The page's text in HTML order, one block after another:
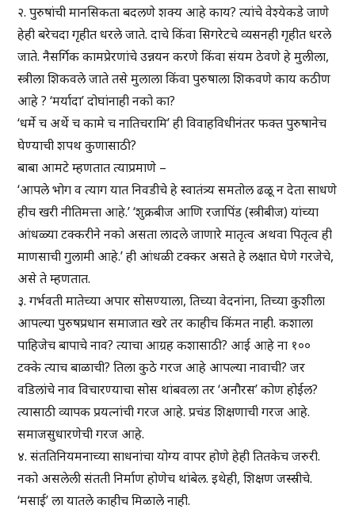
२. पुरुषांची मानसिकता बदलणे शक्य आहे काय? त्यांचे वेश्येकडे जाणे
हेही बरेचदा गृहीत धरले जाते. दाचे किंवा सिगरेटचे व्यसनही गृहीत धरले
जाते. नैसर्गिक कामप्रेरणांचे उन्नयन करणे किंवा संयम ठेवणे हे मुलीला,
स्त्रीला शिकवले जाते तसे मुलाला किंवा पुरुषाला शिकवणे काय कठीण
आहे ? ‘मर्यादा’ दोघांनाही नको का?
‘धर्मे च अर्थे च कामे च नातिचरामि’ ही विवाहविधीनंतर फक्त पुरुषानेच
घेण्याची शपथ कुणासाठी?
बाबा आमटे म्हणतात त्याप्रमाणे –
‘आपले भोग व त्याग यात निवडीचे हे स्वातंत्र्य समतोल ढळू न देता साधणे
हीच खरी नीतिमत्ता आहे.’ ‘शुक्रबीज आणि रजापिंड (स्त्रीबीज) यांच्या
आंधळ्या टक्करीने नको असता लादले जाणारे मातृत्व अथवा पितृत्व ही
माणसाची गुलामी आहे.’ ही आंधळी टक्कर असते हे लक्षात घेणे गरजेचे,
असे ते म्हणतात.
३. गर्भवती मातेच्या अपार सोसण्याला, तिच्या वेदनांना, तिच्या कुशीला
आपल्या पुरुषप्रधान समाजात खरे तर काहीच किंमत नाही. कशाला
पाहिजेच बापाचे नाव? त्याचा आग्रह कशासाठी? आई आहे ना १००
टक्के त्याच बाळाची? तिला कुठे गरज आहे आपल्या नावाची? जर
वडिलांचे नाव विचारण्याचा सोस थांबवला तर ‘अनौरस’ कोण होईल?
त्यासाठी व्यापक प्रयत्नांची गरज आहे. प्रचंड शिक्षणाची गरज आहे.
समाजसुधारणेची गरज आहे.
४. संततिनियमनाच्या साधनांचा योग्य वापर होणे हेही तितकेच जरुरी.
नको असलेली संतती निर्माण होणेच थांबेल. इथेही, शिक्षण जस्स्रीचे.
‘मसाई’ ला यातले काहीच मिळाले नाही.